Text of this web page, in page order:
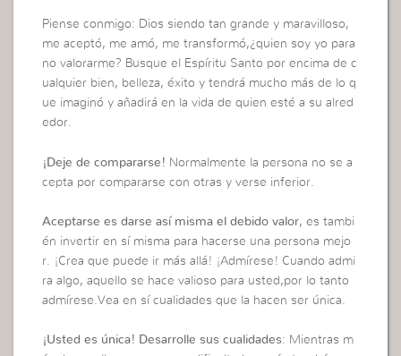
Piense conmigo: Dios siendo tan grande y maravilloso,
me aceptó, me amó, me transformó,¿quien soy yo para
no valorarme? Busque el Espíritu Santo por encima de c
ualquier bien, belleza, éxito y tendrá mucho más de lo q
ue imaginó y añadirá en la vida de quien esté a su alred
edor.
¡Deje de compararse! Normalmente la persona no se a
cepta por compararse con otras y verse inferior.
Aceptarse es darse así misma el debido valor, es tambi
én invertir en sí misma para hacerse una persona mejo
r. ¡Crea que puede ir más allá! ¡Admírese! Cuando admi
ra algo, aquello se hace valioso para usted,por lo tanto
admírese.Vea en sí cualidades que la hacen ser única.
¡Usted es única! Desarrolle sus cualidades: Mientras m